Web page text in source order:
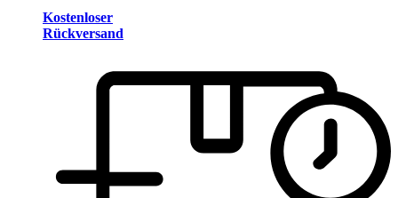
Kostenloser
Rückversand